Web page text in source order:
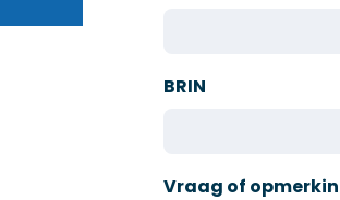
BRIN
Vraag of